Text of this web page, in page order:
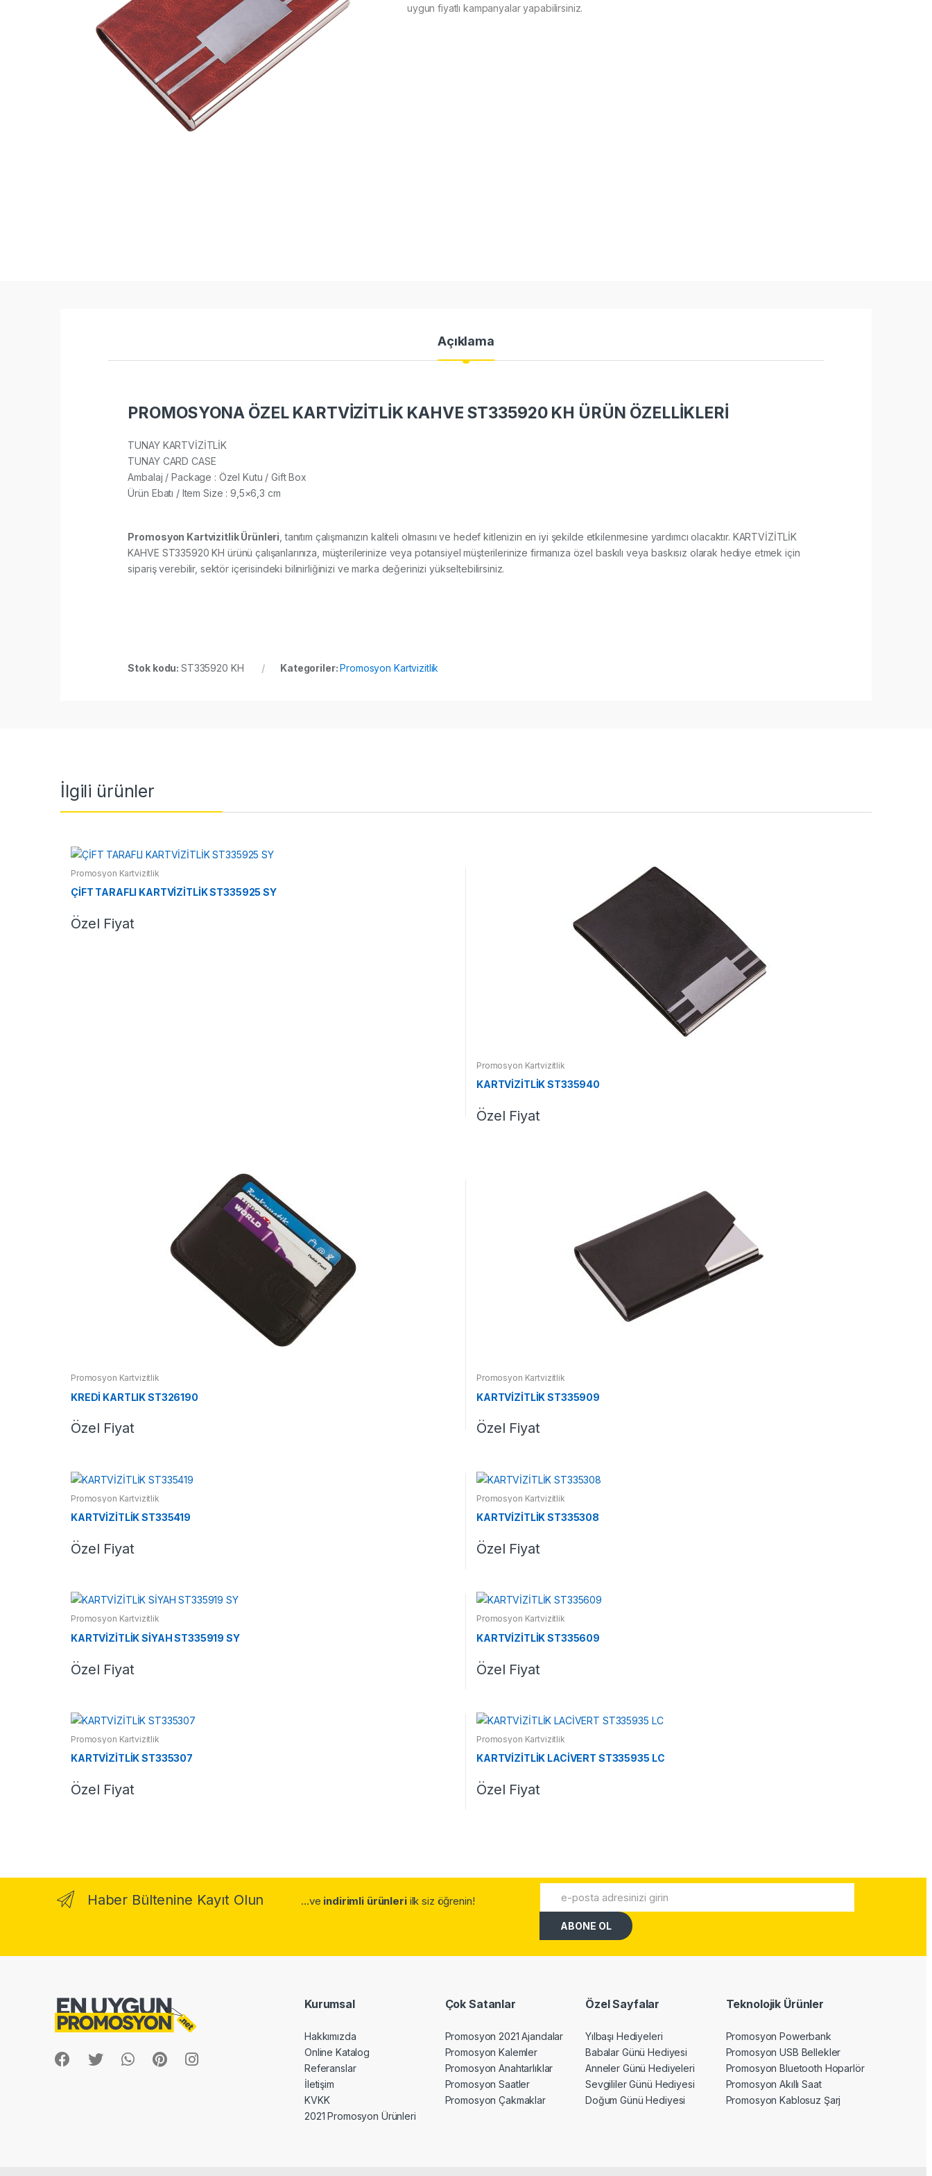
uygun fiyatlı kampanyalar yapabilirsiniz.
Açıklama
PROMOSYONA ÖZEL KARTVİZİTLİK KAHVE ST335920 KH ÜRÜN ÖZELLİKLERİ
TUNAY KARTVİZİTLİK
TUNAY CARD CASE
Ambalaj / Package : Özel Kutu / Gift Box
Ürün Ebatı / Item Size : 9,5×6,3 cm​
Promosyon Kartvizitlik Ürünleri , tanıtım çalışmanızın kaliteli olmasını ve hedef kitlenizin en iyi şekilde etkilenmesine yardımcı olacaktır. KARTVİZİTLİK
KAHVE ST335920 KH ürünü çalışanlarınıza, müşterilerinize veya potansiyel müşterilerinize firmanıza özel baskılı veya baskısız olarak hediye etmek için
sipariş verebilir, sektör içerisindeki bilinirliğinizi ve marka değerinizi yükseltebilirsiniz.
Stok kodu: ST335920 KH Kategoriler:Promosyon Kartvizitlik
İlgili ürünler
Promosyon Kartvizitlik
ÇİFT TARAFLI KARTVİZİTLİK ST335925 SY
Özel Fiyat
Promosyon Kartvizitlik
KARTVİZİTLİK ST335940
Özel Fiyat
Promosyon Kartvizitlik
KREDİ KARTLIK ST326190
Özel Fiyat
Promosyon Kartvizitlik
KARTVİZİTLİK ST335909
Özel Fiyat
Promosyon Kartvizitlik
KARTVİZİTLİK ST335419
Özel Fiyat
Promosyon Kartvizitlik
KARTVİZİTLİK ST335308
Özel Fiyat
Promosyon Kartvizitlik
KARTVİZİTLİK SİYAH ST335919 SY
Özel Fiyat
Promosyon Kartvizitlik
KARTVİZİTLİK ST335609
Özel Fiyat
Promosyon Kartvizitlik
KARTVİZİTLİK ST335307
Özel Fiyat
Promosyon Kartvizitlik
KARTVİZİTLİK LACİVERT ST335935 LC
Özel Fiyat
Haber Bültenine Kayıt Olun ...ve indirimli ürünleriilk siz öğrenin!
Kurumsal
Hakkımızda
Online Katalog
Referanslar
İletişim
KVKK
2021 Promosyon Ürünleri
Çok Satanlar
Promosyon 2021 Ajandalar
Promosyon Kalemler
Promosyon Anahtarlıklar
Promosyon Saatler
Promosyon Çakmaklar
Özel Sayfalar
Yılbaşı Hediyeleri
Babalar Günü Hediyesi
Anneler Günü Hediyeleri
Sevgililer Günü Hediyesi
Doğum Günü Hediyesi
Teknolojik Ürünler
Promosyon Powerbank
Promosyon USB Bellekler
Promosyon Bluetooth Hoparlör
Promosyon Akıllı Saat
Promosyon Kablosuz Şarj